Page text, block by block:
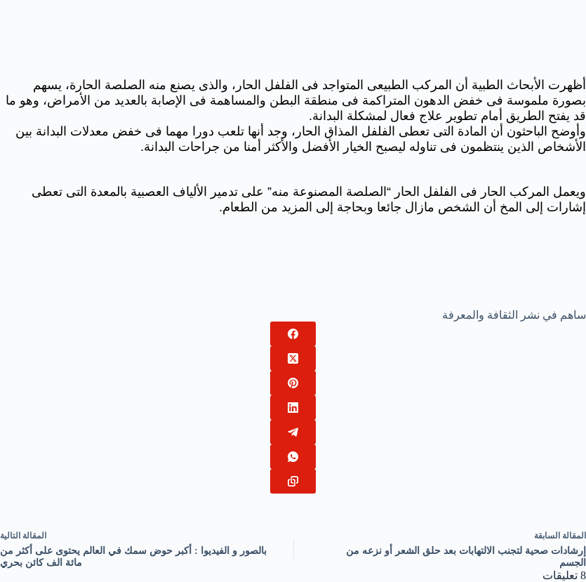
أظهرت الأبحاث الطبية أن المركب الطبيعى المتواجد فى الفلفل الحار، والذى يصنع منه الصلصة الحارة، يسهم
بصورة ملموسة فى خفض الدهون المتراكمة فى منطقة البطن والمساهمة فى الإصابة بالعديد من الأمراض، وهو ما
قد يفتح الطريق أمام تطوير علاج فعال لمشكلة البدانة.
وأوضح الباحثون أن المادة التى تعطى الفلفل المذاق الحار، وجد أنها تلعب دورا مهما فى خفض معدلات البدانة بين
الأشخاص الذين ينتظمون فى تناوله ليصبح الخيار الأفضل والأكثر أمنا من جراحات البدانة.
ويعمل المركب الحار فى الفلفل الحار “الصلصة المصنوعة منه” على تدمير الألياف العصبية بالمعدة التى تعطى
إشارات إلى المخ أن الشخص مازال جائعا وبحاجة إلى المزيد من الطعام.
ساهم في نشر الثقافة والمعرفة
المقالة السابقة
إرشادات صحية لتجنب الالتهابات بعد حلق الشعر أو نزعه من
الجسم
المقالة التالية
بالصور و الفيديوا : أكبر حوض سمك في العالم يحتوى على أكثر من
مائة الف كائن بحري
8 تعليقات